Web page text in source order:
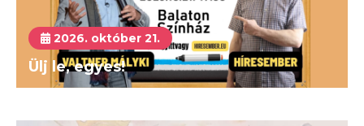
2026. október 21.
Ülj le, egyes!